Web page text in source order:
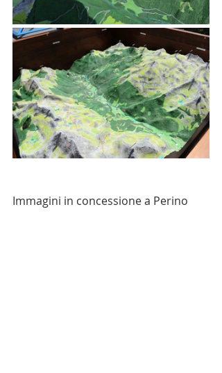
Immagini in concessione a Perino